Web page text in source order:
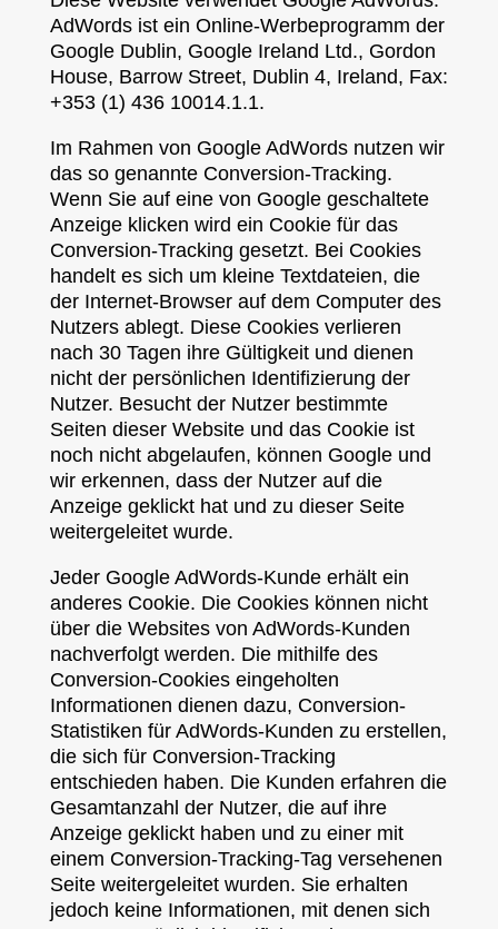
AdWords ist ein Online-Werbeprogramm der
Google Dublin, Google Ireland Ltd., Gordon
House, Barrow Street, Dublin 4, Ireland, Fax:
+353 (1) 436 10014.1.1.
Im Rahmen von Google AdWords nutzen wir
das so genannte Conversion-Tracking.
Wenn Sie auf eine von Google geschaltete
Anzeige klicken wird ein Cookie für das
Conversion-Tracking gesetzt. Bei Cookies
handelt es sich um kleine Textdateien, die
der Internet-Browser auf dem Computer des
Nutzers ablegt. Diese Cookies verlieren
nach 30 Tagen ihre Gültigkeit und dienen
nicht der persönlichen Identifizierung der
Nutzer. Besucht der Nutzer bestimmte
Seiten dieser Website und das Cookie ist
noch nicht abgelaufen, können Google und
wir erkennen, dass der Nutzer auf die
Anzeige geklickt hat und zu dieser Seite
weitergeleitet wurde.
Jeder Google AdWords-Kunde erhält ein
anderes Cookie. Die Cookies können nicht
über die Websites von AdWords-Kunden
nachverfolgt werden. Die mithilfe des
Conversion-Cookies eingeholten
Informationen dienen dazu, Conversion-
Statistiken für AdWords-Kunden zu erstellen,
die sich für Conversion-Tracking
entschieden haben. Die Kunden erfahren die
Gesamtanzahl der Nutzer, die auf ihre
Anzeige geklickt haben und zu einer mit
einem Conversion-Tracking-Tag versehenen
Seite weitergeleitet wurden. Sie erhalten
jedoch keine Informationen, mit denen sich